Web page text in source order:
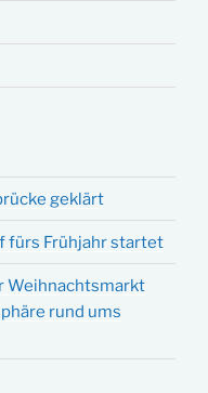
geklärt
fürs Frühjahr startet
Weihnachtsmarkt
rund ums